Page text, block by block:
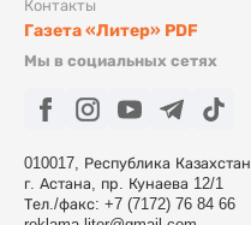
Контакты
Газета «Литер» PDF
Мы в социальных сетях
010017, Республика Казахстан
г. Астана, пр. Кунаева 12/1
Тел./факс: +7 (7172) 76 84 66